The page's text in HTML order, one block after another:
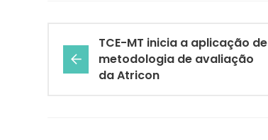
TCE-MT inicia a aplicação de
metodologia de avaliação
da Atricon